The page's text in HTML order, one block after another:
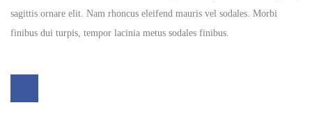
sagittis ornare elit. Nam rhoncus eleifend mauris vel sodales. Morbi
finibus dui turpis, tempor lacinia metus sodales finibus.